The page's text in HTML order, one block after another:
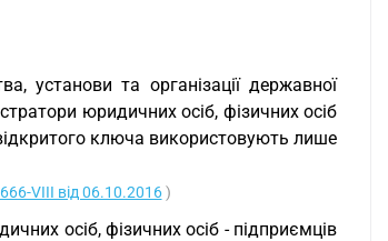
установи та організації державної
юридичних осіб, фізичних осіб
ключа використовують лише
VIII від 06.10.2016)
осіб, фізичних осіб - підприємців